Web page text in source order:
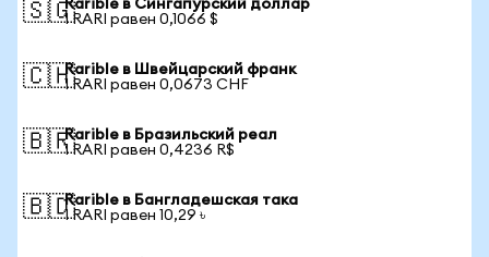
🇸🇬Rarible в Сингапурский доллар
1 RARI равен 0,1066 $
🇨🇭Rarible в Швейцарский франк
1 RARI равен 0,0673 CHF
🇧🇷Rarible в Бразильский реал
1 RARI равен 0,4236 R$
🇧🇩Rarible в Бангладешская така
1 RARI равен 10,29 ৳